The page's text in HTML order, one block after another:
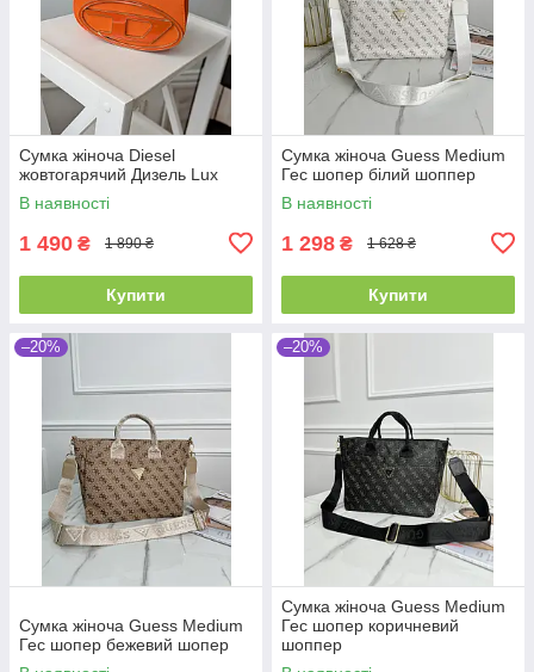
Сумка жіноча Diesel
жовтогарячий Дизель Lux
В наявності
1 490 ₴ 1 890 ₴
Купити
Сумка жіноча Guess Medium
Гес шопер білий шоппер
В наявності
1 298 ₴ 1 628 ₴
Купити
–20%
Сумка жіноча Guess Medium
Гес шопер бежевий шопер
–20%
Сумка жіноча Guess Medium
Гес шопер коричневий
шоппер